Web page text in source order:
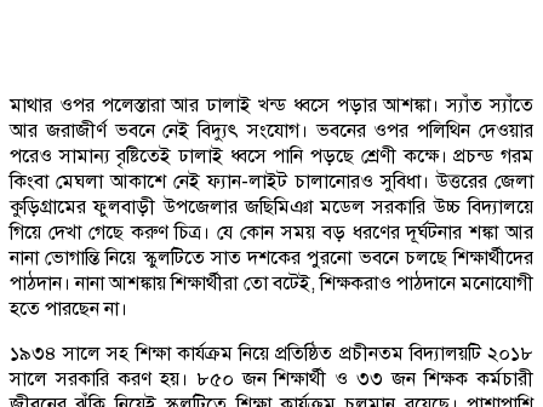
মাথার ওপর পলেস্তারা আর ঢালাই খন্ড ধ্বসে পড়ার আশঙ্কা। স্যাঁত স্যাঁতে
আর জরাজীর্ণ ভবনে নেই বিদ্যুৎ সংযোগ। ভবনের ওপর পলিথিন দেওয়ার
পরেও সামান্য বৃষ্টিতেই ঢালাই ধ্বসে পানি পড়ছে শ্রেণী কক্ষে। প্রচন্ড গরম
কিংবা মেঘলা আকাশে নেই ফ্যান-লাইট চালানোরও সুবিধা। উত্তরের জেলা
কুড়িগ্রামের ফুলবাড়ী উপজেলার জছিমিঞা মডেল সরকারি উচ্চ বিদ্যালয়ে
গিয়ে দেখা গেছে করুণ চিত্র। যে কোন সময় বড় ধরণের দূর্ঘটনার শঙ্কা আর
নানা ভোগান্তি নিয়ে স্কুলটিতে সাত দশকের পুরনো ভবনে চলছে শিক্ষার্থীদের
পাঠদান। নানা আশঙ্কায় শিক্ষার্থীরা তো বটেই, শিক্ষকরাও পাঠদানে মনোযোগী
হতে পারছেন না।
১৯৩৪ সালে সহ শিক্ষা কার্যক্রম নিয়ে প্রতিষ্ঠিত প্রচীনতম বিদ্যালয়টি ২০১৮
সালে সরকারি করণ হয়। ৮৫০ জন শিক্ষার্থী ও ৩৩ জন শিক্ষক কর্মচারী